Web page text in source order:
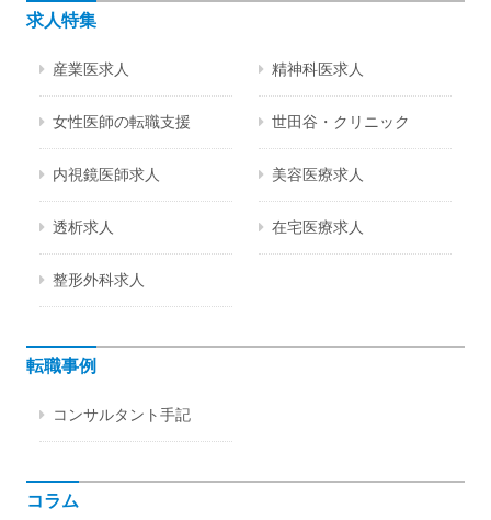
求人特集
産業医求人 精神科医求人
女性医師の転職支援 世田谷・クリニック
内視鏡医師求人 美容医療求人
透析求人 在宅医療求人
整形外科求人
転職事例
コンサルタント手記
コラム